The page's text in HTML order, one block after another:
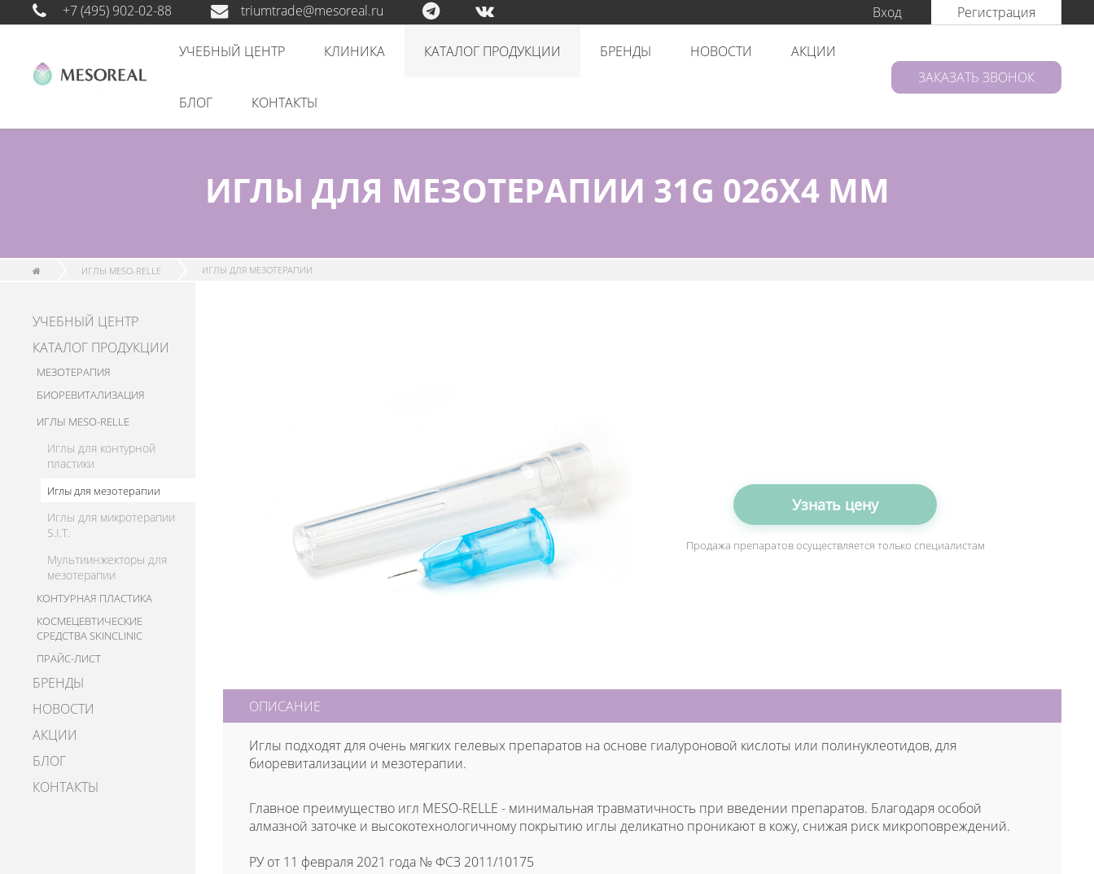
+7 (495) 902-02-88 triumtrade@mesoreal.ru Вход Регистрация
УЧЕБНЫЙ ЦЕНТР КЛИНИКА КАТАЛОГ ПРОДУКЦИИ БРЕНДЫ НОВОСТИ АКЦИИ
БЛОГ КОНТАКТЫ
ЗАКАЗАТЬ ЗВОНОК
ИГЛЫ ДЛЯ МЕЗОТЕРАПИИ 31G 026X4 ММ
ИГЛЫ MESO-RELLE ИГЛЫ ДЛЯ МЕЗОТЕРАПИИ
УЧЕБНЫЙ ЦЕНТР
КАТАЛОГ ПРОДУКЦИИ
МЕЗОТЕРАПИЯ
БИОРЕВИТАЛИЗАЦИЯ
ИГЛЫ MESO-RELLE
Иглы для контурной
пластики
Иглы для мезотерапии
Иглы для микротерапии
S.I.T.
Мультиинжекторы для
мезотерапии
КОНТУРНАЯ ПЛАСТИКА
КОСМЕЦЕВТИЧЕСКИЕ
СРЕДСТВА SKINCLINIC
ПРАЙС-ЛИСТ
БРЕНДЫ
НОВОСТИ
АКЦИИ
БЛОГ
КОНТАКТЫ
Узнать цену
Продажа препаратов осуществляется только специалистам
ОПИСАНИЕ
Иглы подходят для очень мягких гелевых препаратов на основе гиалуроновой кислоты или полинуклеотидов, для
биоревитализации и мезотерапии.
Главное преимущество игл MESO-RELLE - минимальная травматичность при введении препаратов. Благодаря особой
алмазной заточке и высокотехнологичному покрытию иглы деликатно проникают в кожу, снижая риск микроповреждений.
РУ от 11 февраля 2021 года № ФСЗ 2011/10175